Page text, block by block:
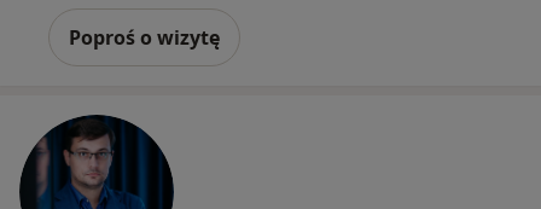
Poproś o wizytę